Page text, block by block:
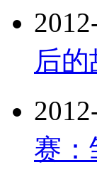
后
赛：